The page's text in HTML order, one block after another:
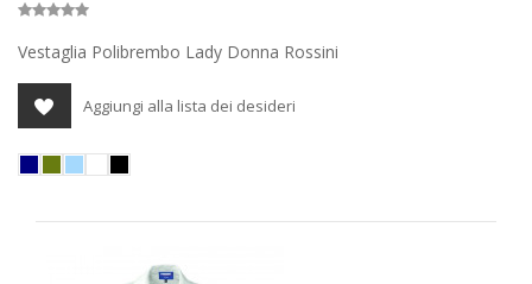
Vestaglia Polibrembo Lady Donna Rossini
Aggiungi alla lista dei desideri